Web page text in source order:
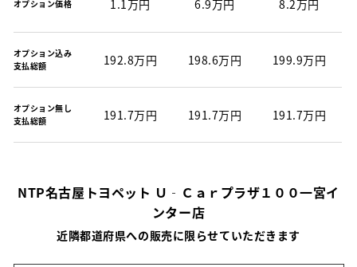
オプション価格 1.1万円 6.9万円 8.2万円
オプション込み
支払総額
192.8万円 198.6万円 199.9万円
オプション無し
支払総額
191.7万円 191.7万円 191.7万円
NTP名古屋トヨペット Ｕ‐Ｃａｒプラザ１００一宮イ
ンター店
近隣都道府県への販売に限らせていただきます